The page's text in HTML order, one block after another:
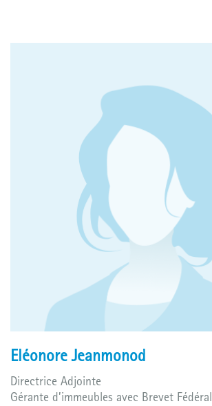
Eléonore Jeanmonod
Directrice Adjointe
Gérante d’immeubles avec Brevet Fédéral